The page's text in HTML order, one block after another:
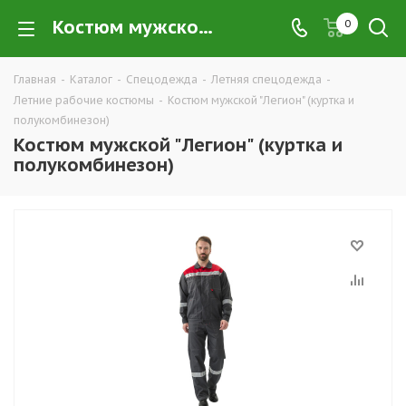
Костюм мужской "Легион" (куртка и полукомбинезон) купить в Екатеринбурге по низким ценам оптом — интернет-магазин летних рабочих костюмов в розницу компании ТД УРАЛСИЗ 0
Главная - Каталог - Спецодежда - Летняя спецодежда -
Летние рабочие костюмы - Костюм мужской "Легион" (куртка и
полукомбинезон)
Костюм мужской "Легион" (куртка и
полукомбинезон)